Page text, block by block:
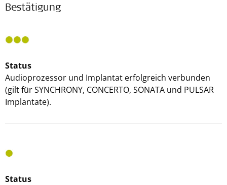
Bestätigung
Status
Audioprozessor und Implantat erfolgreich verbunden
(gilt für SYNCHRONY, CONCERTO, SONATA und PULSAR
Implantate).
Status